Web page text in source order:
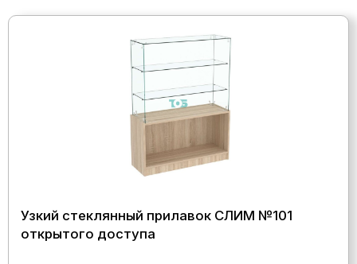
Узкий стеклянный прилавок СЛИМ №101
открытого доступа